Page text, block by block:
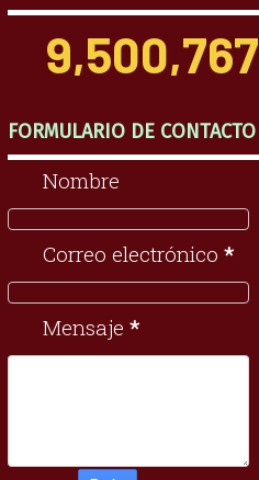
9,500,767
FORMULARIO DE CONTACTO
Nombre
Correo electrónico *
Mensaje *